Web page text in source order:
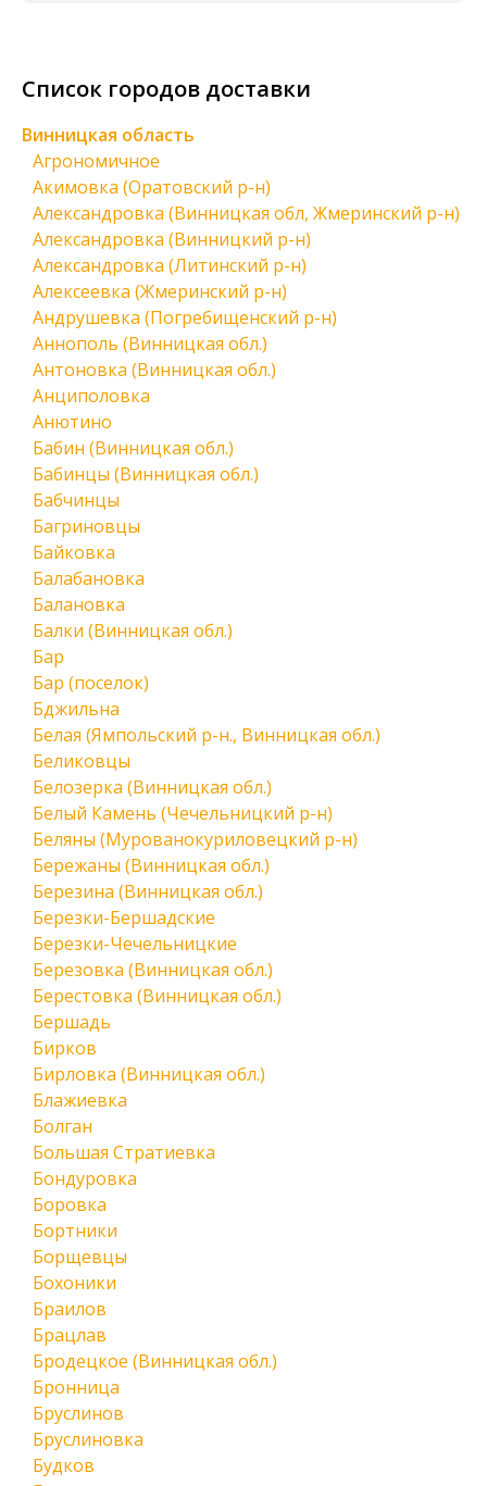
Список городов доставки
Винницкая область
Агрономичное
Акимовка (Оратовский р-н)
Александровка (Винницкая обл, Жмеринский р-н)
Александровка (Винницкий р-н)
Александровка (Литинский р-н)
Алексеевка (Жмеринский р-н)
Андрушевка (Погребищенский р-н)
Аннополь (Винницкая обл.)
Антоновка (Винницкая обл.)
Анциполовка
Анютино
Бабин (Винницкая обл.)
Бабинцы (Винницкая обл.)
Бабчинцы
Багриновцы
Байковка
Балабановка
Балановка
Балки (Винницкая обл.)
Бар
Бар (поселок)
Бджильна
Белая (Ямпольский р-н., Винницкая обл.)
Беликовцы
Белозерка (Винницкая обл.)
Белый Камень (Чечельницкий р-н)
Беляны (Мурованокуриловецкий р-н)
Бережаны (Винницкая обл.)
Березина (Винницкая обл.)
Березки-Бершадские
Березки-Чечельницкие
Березовка (Винницкая обл.)
Берестовка (Винницкая обл.)
Бершадь
Бирков
Бирловка (Винницкая обл.)
Блажиевка
Болган
Большая Стратиевка
Бондуровка
Боровка
Бортники
Борщевцы
Бохоники
Браилов
Брацлав
Бродецкое (Винницкая обл.)
Бронница
Бруслинов
Бруслиновка
Будков